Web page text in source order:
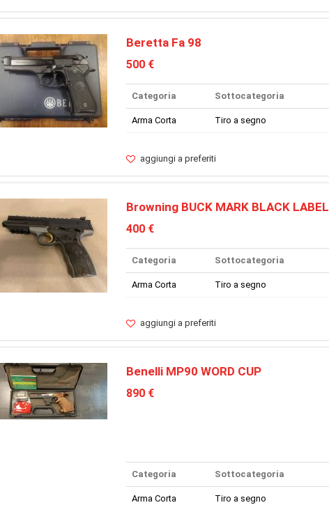
Beretta Fa 98
500 €
Categoria Sottocategoria
Arma Corta Tiro a segno
aggiungi a preferiti
Browning BUCK MARK BLACK LABEL
400 €
Categoria Sottocategoria
Arma Corta Tiro a segno
aggiungi a preferiti
Benelli MP90 WORD CUP
890 €
Categoria Sottocategoria
Arma Corta Tiro a segno